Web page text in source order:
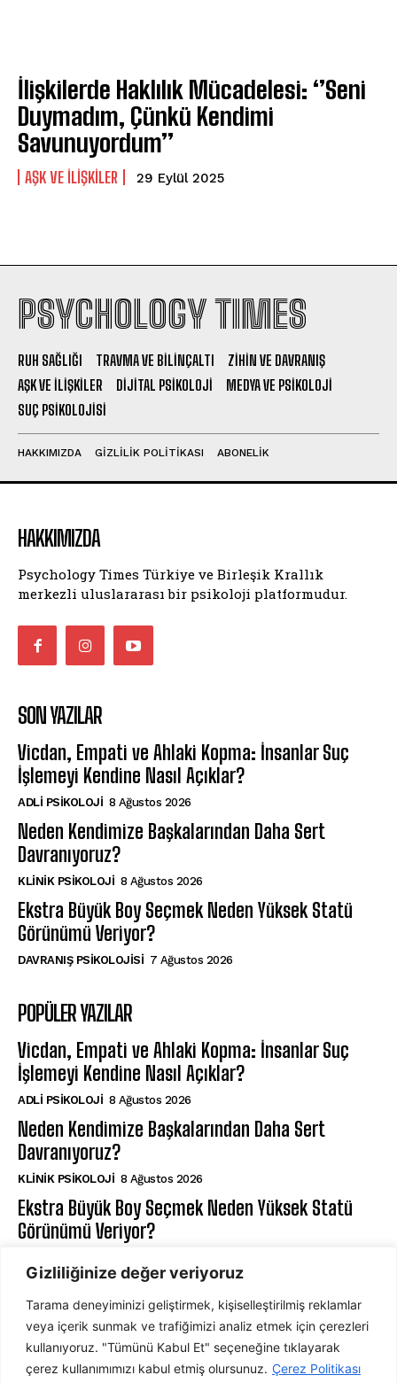
Gizliliğinize değer veriyoruz
Tarama deneyiminizi geliştirmek, kişiselleştirilmiş reklamlar
veya içerik sunmak ve trafiğimizi analiz etmek için çerezleri
kullanıyoruz. "Tümünü Kabul Et" seçeneğine tıklayarak
çerez kullanımımızı kabul etmiş olursunuz. Çerez Politikası
İlişkilerde Haklılık Mücadelesi: ‘’Seni
Duymadım, Çünkü Kendimi
Savunuyordum’’
AŞK VE İLIŞKILER 29 Eylül 2025
PSYCHOLOGY TIMES
RUH SAĞLIĞI TRAVMA VE BILINÇALTI
ZIHIN VE DAVRANIŞ
AŞK VE İLIŞKILER
DIJITAL PSIKOLOJI
MEDYA VE PSIKOLOJI
SUÇ PSIKOLOJISI
HAKKIMIZDA GIZLILIK POLITIKASI ABONELIK
HAKKIMIZDA
Psychology Times Türkiye ve Birleşik Krallık
merkezli uluslararası bir psikoloji platformudur.
SON YAZILAR
Vicdan, Empati ve Ahlaki Kopma: İnsanlar Suç
İşlemeyi Kendine Nasıl Açıklar?
ADLI PSIKOLOJI 8 Ağustos 2026
Neden Kendimize Başkalarından Daha Sert
Davranıyoruz?
KLINIK PSIKOLOJI 8 Ağustos 2026
Ekstra Büyük Boy Seçmek Neden Yüksek Statü
Görünümü Veriyor?
DAVRANIŞ PSIKOLOJISI 7 Ağustos 2026
POPÜLER YAZILAR
Vicdan, Empati ve Ahlaki Kopma: İnsanlar Suç
İşlemeyi Kendine Nasıl Açıklar?
ADLI PSIKOLOJI 8 Ağustos 2026
Neden Kendimize Başkalarından Daha Sert
Davranıyoruz?
KLINIK PSIKOLOJI 8 Ağustos 2026
Ekstra Büyük Boy Seçmek Neden Yüksek Statü
Görünümü Veriyor?
ABONE OL